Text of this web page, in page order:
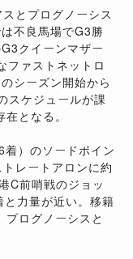
とプログノーシス
不良馬場でG3勝
クイーンマザー
ファストネットロ
シーズン開始から
スケジュールが課
となる。
）のソードポイン
レートアロンに約
C前哨戦のジョッ
力量が近い。移籍
ログノーシスと